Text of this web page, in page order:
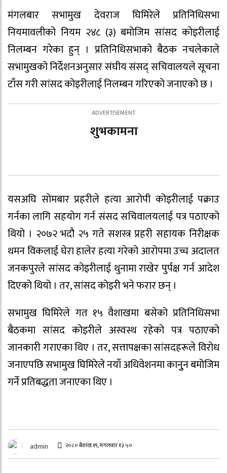
मंगलबार सभामुख देवराज घिमिरेले प्रतिनिधिसभा
नियमावलीको नियम २४८ (३) बमोजिम सांसद कोइरीलाई
निलम्बन गरेका हुन् । प्रतिनिधिसभाको बैठक नचलेकाले
सभामुखको निर्देशनअनुसार संघीय संसद् सचिवालयले सूचना
टाँस गरी सांसद कोइरीलाई निलम्बन गरिएको जनाएको छ ।
शुभकामना
यसअघि सोमबार प्रहरीले हत्या आरोपी कोइरीलाई पक्राउ
गर्नका लागि सहयोग गर्न संसद सचिवालयलाई पत्र पठाएको
थियो । २०७२ भदौ २५ गते सशस्त्र प्रहरी सहायक निरीक्षक
थमन विकलाई घेरा हालेर हत्या गरेको आरोपमा उच्च अदालत
जनकपुरले सांसद कोइरीलाई थुनामा राखेर पुर्पक्ष गर्न आदेश
दिएको थियो । तर, सांसद कोइरी भने फरार छन् ।
सभामुख घिमिरेले गत १५ वैशाखमा बसेको प्रतिनिधिसभा
बैठकमा सांसद कोइरीले अस्वस्थ रहेको पत्र पठाएको
जानकारी गराएका थिए । तर, सत्तापक्षका सांसदहरूले विरोध
जनाएपछि सभामुख घिमिरेले नयाँ अधिवेशनमा कानुुन बमोजिम
गर्ने प्रतिबद्धता जनाएका थिए ।
admin २०८० बैशाख १९, मंगलवार १३:५०